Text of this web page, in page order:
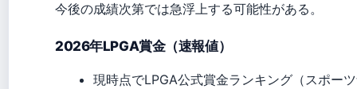
今後の成績次第では急浮上する可能性がある。
2026年LPGA賞金（速報値）
現時点でLPGA公式賞金ランキング（スポー